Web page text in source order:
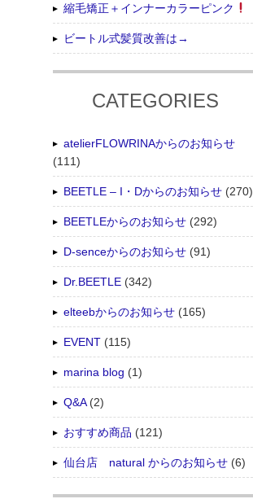
縮毛矯正＋インナーカラーピンク
ビートル式髪質改善は→
CATEGORIES
atelierFLOWRINAからのお知らせ
(111)
BEETLE – I・Dからのお知らせ (270)
BEETLEからのお知らせ (292)
D-senceからのお知らせ (91)
Dr.BEETLE (342)
elteebからのお知らせ (165)
EVENT (115)
marina blog (1)
Q&A(2)
おすすめ商品 (121)
仙台店 natural からのお知らせ (6)